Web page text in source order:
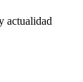
actualidad